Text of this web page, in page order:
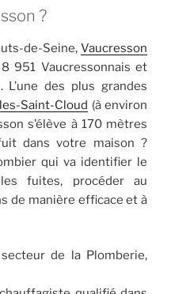
?
de-Seine, Vaucresson
951 Vaucressonnais et
L’une des plus grandes
Saint-Cloud (à environ
s’élève à 170 mètres
dans votre maison ?
qui va identifier le
fuites, procéder au
de manière efficace et à
de la Plomberie,